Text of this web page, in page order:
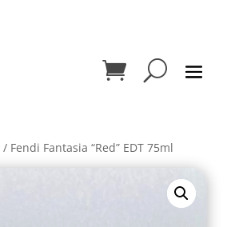
/ Fendi Fantasia “Red” EDT 75ml